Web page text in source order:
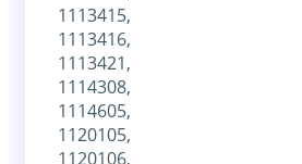
1113415,
1113416,
1113421,
1114308,
1114605,
1120105,
1120106,